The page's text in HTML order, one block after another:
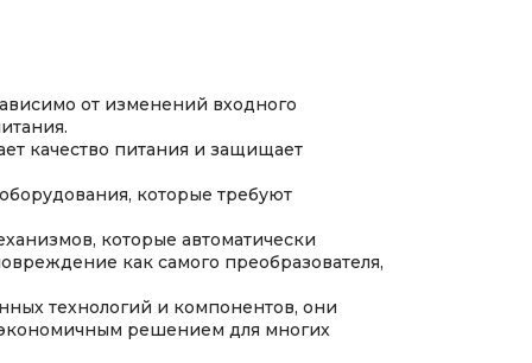
от изменений входного
качество питания и защищает
которые требуют
которые автоматически
как самого преобразователя,
технологий и компонентов, они
решением для многих